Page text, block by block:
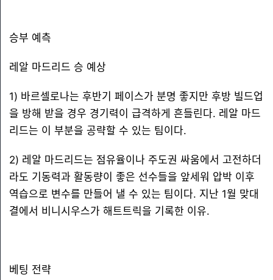
승부 예측
레알 마드리드 승 예상
1) 바르셀로나는 후반기 페이스가 분명 좋지만 후방 빌드업
을 방해 받을 경우 경기력이 급격하게 흔들린다. 레알 마드
리드는 이 부분을 공략할 수 있는 팀이다.
2) 레알 마드리드는 점유율이나 주도권 싸움에서 고전하더
라도 기동력과 활동량이 좋은 선수들을 앞세워 압박 이후
역습으로 변수를 만들어 낼 수 있는 팀이다. 지난 1월 맞대
결에서 비니시우스가 해트트릭을 기록한 이유.
베팅 전략